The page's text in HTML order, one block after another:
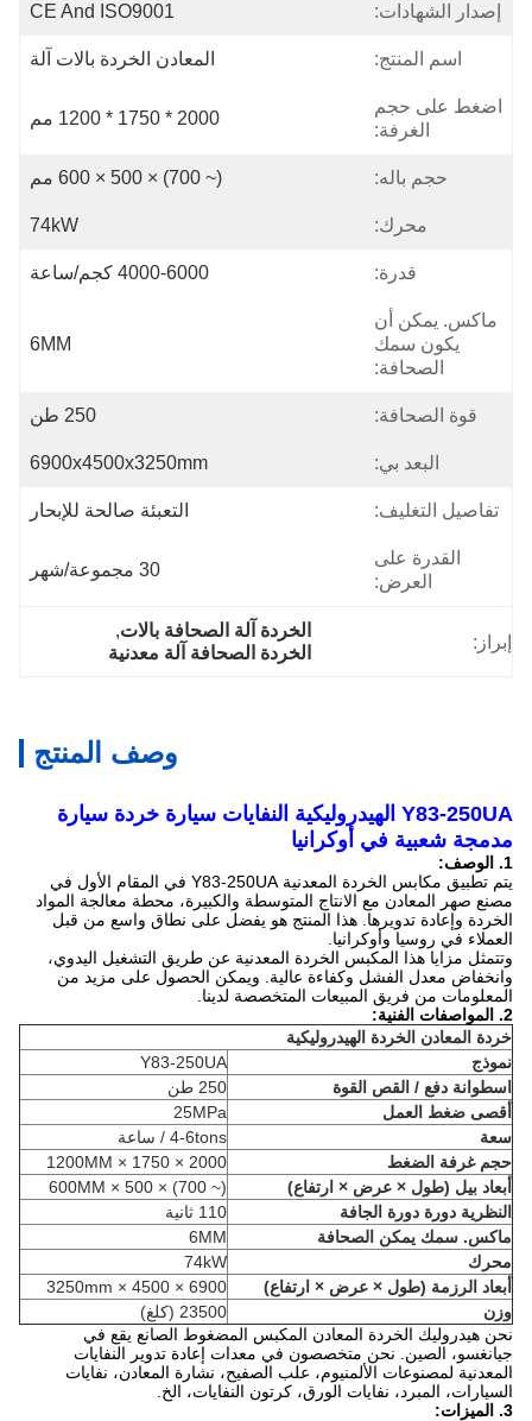
إصدار الشهادات: CE And ISO9001
اسم المنتج: المعادن الخردة بالات آلة
اضغط على حجم
الغرفة:
2000 * 1750 * 1200 مم
حجم باله: (~ 700) × 500 × 600 مم
محرك: 74kW
قدرة: 4000-6000 كجم/ساعة
ماكس. يمكن أن
يكون سمك
الصحافة:
6MM
قوة الصحافة: 250 طن
البعد بي: 6900x4500x3250mm
تفاصيل التغليف: التعبئة صالحة للإبحار
القدرة على
العرض:
30 مجموعة/شهر
إبراز:
الخردة آلة الصحافة بالات,
الخردة الصحافة آلة معدنية
وصف المنتج
Y83-250UA الهيدروليكية النفايات سيارة خردة سيارة
مدمجة شعبية في أوكرانيا
1. الوصف:
يتم تطبيق مكابس الخردة المعدنية Y83-250UA في المقام الأول في
مصنع صهر المعادن مع الانتاج المتوسطة والكبيرة، محطة معالجة المواد
الخردة وإعادة تدويرها. هذا المنتج هو يفضل على نطاق واسع من قبل
العملاء في روسيا وأوكرانيا.
وتتمثل مزايا هذا المكبس الخردة المعدنية عن طريق التشغيل اليدوي،
وانخفاض معدل الفشل وكفاءة عالية. ويمكن الحصول على مزيد من
المعلومات من فريق المبيعات المتخصصة لدينا.
2. المواصفات الفنية:
خردة المعادن الخردة الهيدروليكية
نموذج
Y83-250UA
اسطوانة دفع / القص القوة
250 طن
أقصى ضغط العمل
25MPa
سعة
4-6tons / ساعة
حجم غرفة الضغط
2000 × 1750 × 1200MM
أبعاد بيل (طول × عرض × ارتفاع)
(~ 700) × 500 × 600MM
النظرية دورة دورة الجافة
110 ثانية
ماكس. سمك يمكن الصحافة
6MM
محرك
74kW
أبعاد الرزمة (طول × عرض × ارتفاع)
6900 × 4500 × 3250mm
وزن
23500 (كلغ)
نحن هيدروليك الخردة المعادن المكبس المضغوط الصانع يقع في
جيانغسو، الصين. نحن متخصصون في معدات إعادة تدوير النفايات
المعدنية لمصنوعات الألمنيوم، علب الصفيح، نشارة المعادن، نفايات
السيارات، المبرد، نفايات الورق، كرتون النفايات، الخ.
3. الميزات: